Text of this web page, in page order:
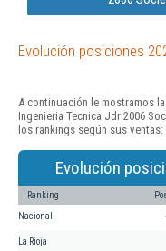
Evolución posiciones
A continuación le mostramos
Ingenieria Tecnica Jdr 2006
los rankings según sus ventas:
Evolución
Ranking
Nacional
La Rioja